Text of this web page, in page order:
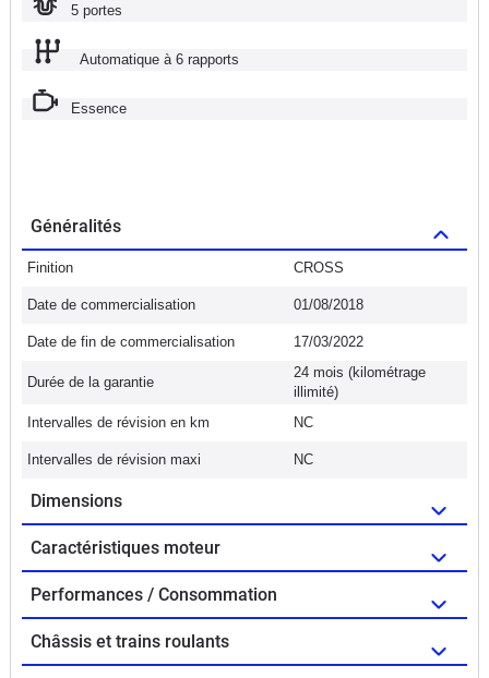
5 portes
Automatique à 6 rapports
Essence
Généralités
Finition CROSS
Date de commercialisation 01/08/2018
Date de fin de commercialisation 17/03/2022
Durée de la garantie
24 mois (kilométrage
illimité)
Intervalles de révision en km
NC
Intervalles de révision maxi NC
Dimensions
Caractéristiques moteur
Performances / Consommation
Châssis et trains roulants